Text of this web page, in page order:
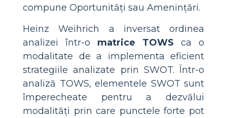
compune Oportunități sau Amenințări.
Heinz Weihrich a inversat ordinea
analizei într-o matrice TOWS ca o
modalitate de a implementa eficient
strategiile analizate prin SWOT. Într-o
analiză TOWS, elementele SWOT sunt
împerecheate pentru a dezvălui
modalități prin care punctele forte pot